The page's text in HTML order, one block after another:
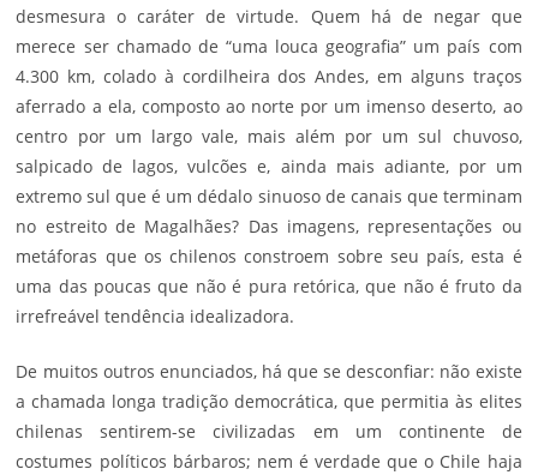
desmesura o caráter de virtude. Quem há de negar que
merece ser chamado de “uma louca geografia” um país com
4.300 km, colado à cordilheira dos Andes, em alguns traços
aferrado a ela, composto ao norte por um imenso deserto, ao
centro por um largo vale, mais além por um sul chuvoso,
salpicado de lagos, vulcões e, ainda mais adiante, por um
extremo sul que é um dédalo sinuoso de canais que terminam
no estreito de Magalhães? Das imagens, representações ou
metáforas que os chilenos constroem sobre seu país, esta é
uma das poucas que não é pura retórica, que não é fruto da
irrefreável tendência idealizadora.
De muitos outros enunciados, há que se desconfiar: não existe
a chamada longa tradição democrática, que permitia às elites
chilenas sentirem-se civilizadas em um continente de
costumes políticos bárbaros; nem é verdade que o Chile haja